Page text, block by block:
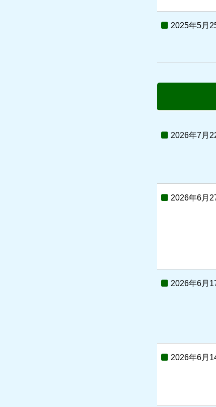
2025年5月
2026年7月
2026年6月
2026年6月
2026年6月